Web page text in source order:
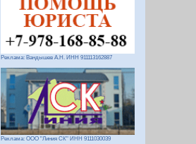
Реклама: Вандышев А.Н. ИНН 911113162887
Реклама: ООО "Линия СК" ИНН 9111030039